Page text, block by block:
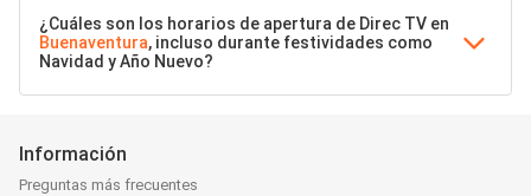
¿Cuáles son los horarios de apertura de Direc TV en
Buenaventura, incluso durante festividades como
Navidad y Año Nuevo?
Información
Preguntas más frecuentes